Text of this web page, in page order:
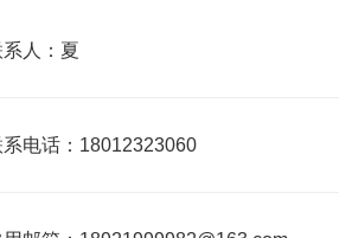
系人：夏
系电话：18012323060